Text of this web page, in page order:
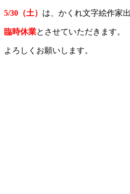
5/30（土） は、かくれ文字絵作家
臨時休業とさせていただきます。
よろしくお願いします。